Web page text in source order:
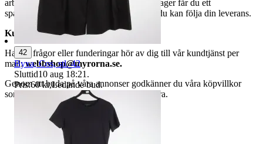
arbetsdagar. När din vara har lämnat vårt lager får du ett
spårningsnummer av DSV inom kort där du kan följa din leverans.
Kundservice
Har du frågor eller funderingar hör av dig till vår kundtjänst per
mail:webbshop@myrorna.se.
Genom att buda på våra annonser godkänner du våra köpvillkor
som du hittar på vår infosida här på Tradera.
42
Byxa, Cos, stl. 42
Sluttid10 aug 18:21 .
Pris:60 kr,Ledande bud.